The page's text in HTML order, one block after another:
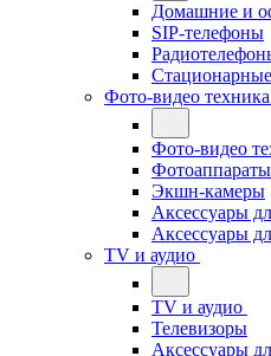
Домашние и
SIP-телефоны
Фото-видео техника
Фото-видео
Фотоаппараты
Экшн-камеры
Аксессуары
Аксессуары
TV и аудио
TV и аудио
Телевизоры
Аксессуары